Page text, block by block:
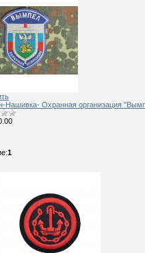
Нашивка- Охранная организация
1